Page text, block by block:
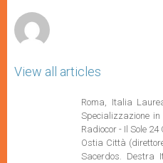
View all articles
Roma, Italia
Specializzazione
Radiocor - Il Sole
Ostia Città
Sacerdos. Destra